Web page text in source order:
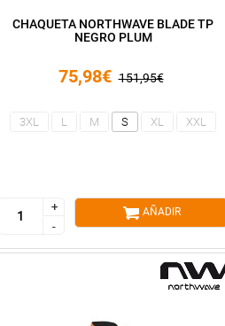
CHAQUETA NORTHWAVE BLADE TP
NEGRO PLUM
75,98€ 151,95€
3XL L M S XL XXL
+
-
+
-
AÑADIR